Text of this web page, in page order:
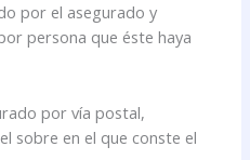
por el asegurado y
persona que éste haya
por vía postal,
sobre en el que conste el